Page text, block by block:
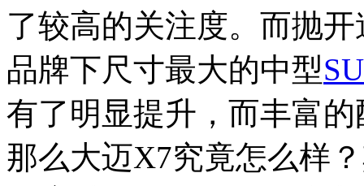
了较高的关注度。而抛
品牌下尺寸最大的中型
有了明显提升，而丰富
那么大迈X7究竟怎么样